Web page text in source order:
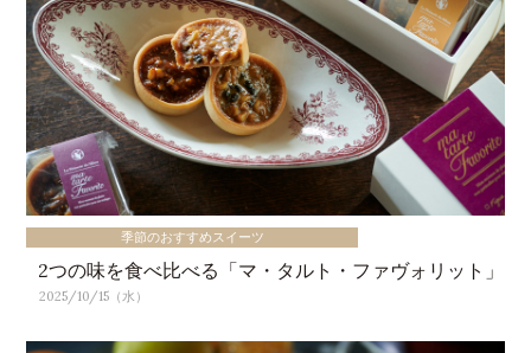
季節のおすすめスイーツ
2つの味を食べ比べる「マ・タルト・ファヴォリット」
2025/10/15（水）